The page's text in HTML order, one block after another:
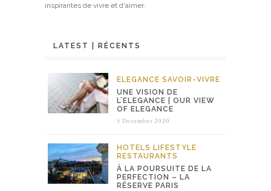
inspirantes de vivre et d'aimer.
LATEST | RÉCENTS
ELEGANCE SAVOIR-VIVRE
UNE VISION DE
L’ELEGANCE | OUR VIEW
OF ELEGANCE
5 December 2020
HOTELS LIFESTYLE
RESTAURANTS
À LA POURSUITE DE LA
PERFECTION – LA
RÉSERVE PARIS